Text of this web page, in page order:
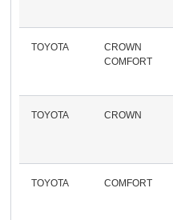
TOYOTA
CROWN
COMFORT
TOYOTA CROWN
TOYOTA COMFORT